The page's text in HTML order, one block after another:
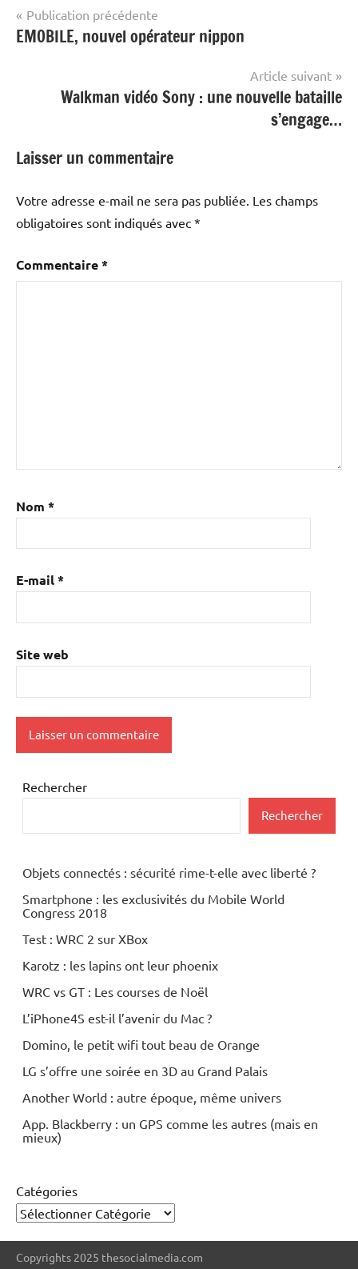
Navigation
de
Publication précédente
EMOBILE, nouvel opérateur nippon
Article suivant
Walkman vidéo Sony : une nouvelle bataille
s’engage…
Laisser un commentaire
Votre adresse e-mail ne sera pas publiée. Les champs
obligatoires sont indiqués avec *
Commentaire*
Nom *
E-mail*
Site web
Rechercher
Rechercher
Objets connectés : sécurité rime-t-elle avec liberté ?
Smartphone : les exclusivités du Mobile World
Congress 2018
Test : WRC 2 sur XBox
Karotz : les lapins ont leur phoenix
WRC vs GT : Les courses de Noël
L’iPhone4S est-il l’avenir du Mac ?
Domino, le petit wifi tout beau de Orange
LG s’offre une soirée en 3D au Grand Palais
Another World : autre époque, même univers
App. Blackberry : un GPS comme les autres (mais en
mieux)
Catégories
Copyrights 2025 thesocialmedia.com